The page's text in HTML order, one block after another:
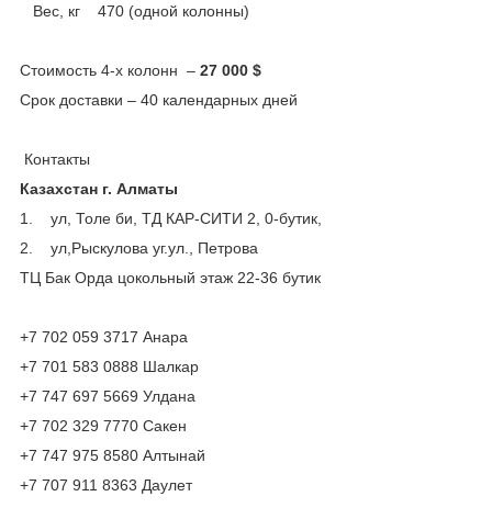
Вес, кг 470 (одной колонны)
Стоимость 4-х колонн – 27 000 $
Срок доставки – 40 календарных дней
Контакты
Казахстан г. Алматы
1. ул, Толе би, ТД КАР-СИТИ 2, 0-бутик,
2. ул,Рыскулова уг.ул., Петрова
ТЦ Бак Орда цокольный этаж 22-36 бутик
+7 702 059 3717 Анара
+7 701 583 0888 Шалкар
+7 747 697 5669 Улдана
+7 702 329 7770 Сакен
+7 747 975 8580 Алтынай
+7 707 911 8363 Даулет